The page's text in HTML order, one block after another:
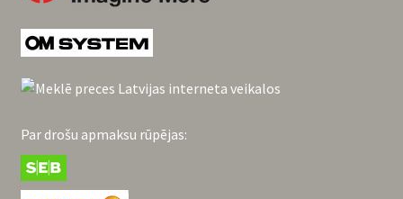
Par drošu apmaksu rūpējas: